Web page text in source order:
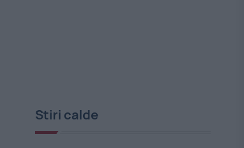
Stiri calde